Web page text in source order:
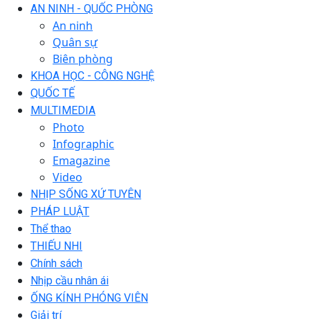
AN NINH - QUỐC PHÒNG
An ninh
Quân sự
Biên phòng
KHOA HỌC - CÔNG NGHỆ
QUỐC TẾ
MULTIMEDIA
Photo
Infographic
Emagazine
Video
NHỊP SỐNG XỨ TUYÊN
PHÁP LUẬT
Thể thao
THIẾU NHI
Chính sách
Nhịp cầu nhân ái
ỐNG KÍNH PHÓNG VIÊN
Giải trí